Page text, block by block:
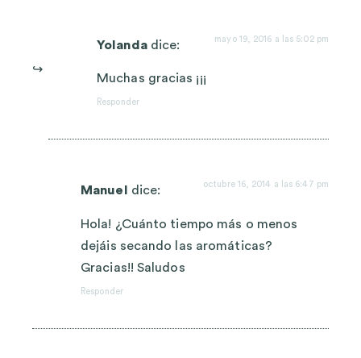
Yolanda dice: mayo 19, 2016 a las 5:02 pm
Muchas gracias ¡¡¡
Responder
Manuel dice: octubre 16, 2014 a las 6:47 pm
Hola! ¿Cuánto tiempo más o menos
dejáis secando las aromáticas?
Gracias!! Saludos
Responder